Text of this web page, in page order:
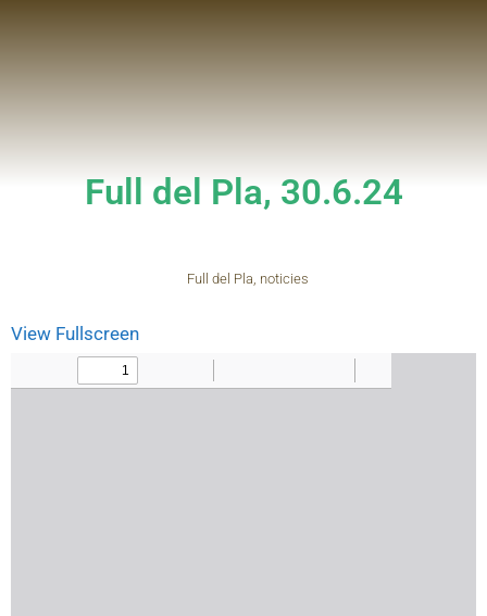
Full del Pla, 30.6.24
Full del Pla, noticies
View Fullscreen